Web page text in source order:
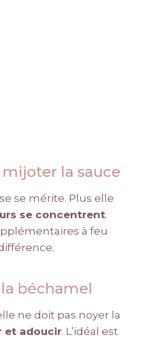
mijoter la sauce
se mérite. Plus elle
se concentrent.
à feu
la béchamel
ne doit pas noyer la
et adoucir. L’idéal est